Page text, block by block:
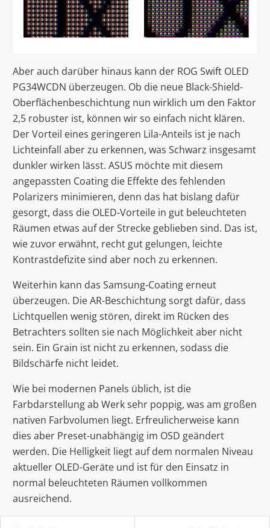
Aber auch darüber hinaus kann der ROG Swift OLED
PG34WCDN überzeugen. Ob die neue Black-Shield-
Oberflächenbeschichtung nun wirklich um den Faktor
2,5 robuster ist, können wir so einfach nicht klären.
Der Vorteil eines geringeren Lila-Anteils ist je nach
Lichteinfall aber zu erkennen, was Schwarz insgesamt
dunkler wirken lässt. ASUS möchte mit diesem
angepassten Coating die Effekte des fehlenden
Polarizers minimieren, denn das hat bislang dafür
gesorgt, dass die OLED-Vorteile in gut beleuchteten
Räumen etwas auf der Strecke geblieben sind. Das ist,
wie zuvor erwähnt, recht gut gelungen, leichte
Kontrastdefizite sind aber noch zu erkennen.
Weiterhin kann das Samsung-Coating erneut
überzeugen. Die AR-Beschichtung sorgt dafür, dass
Lichtquellen wenig stören, direkt im Rücken des
Betrachters sollten sie nach Möglichkeit aber nicht
sein. Ein Grain ist nicht zu erkennen, sodass die
Bildschärfe nicht leidet.
Wie bei modernen Panels üblich, ist die
Farbdarstellung ab Werk sehr poppig, was am großen
nativen Farbvolumen liegt. Erfreulicherweise kann
dies aber Preset-unabhängig im OSD geändert
werden. Die Helligkeit liegt auf dem normalen Niveau
aktueller OLED-Geräte und ist für den Einsatz in
normal beleuchteten Räumen vollkommen
ausreichend.